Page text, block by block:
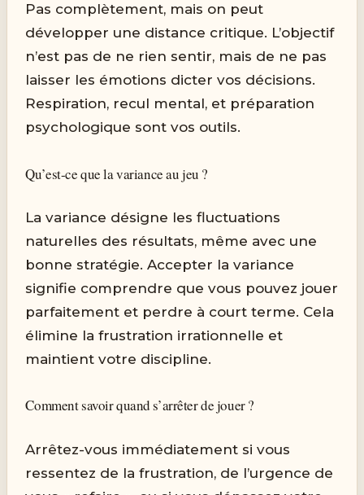
Pas complètement, mais on peut
développer une distance critique. L’objectif
n’est pas de ne rien sentir, mais de ne pas
laisser les émotions dicter vos décisions.
Respiration, recul mental, et préparation
psychologique sont vos outils.
Qu’est-ce que la variance au jeu ?
La variance désigne les fluctuations
naturelles des résultats, même avec une
bonne stratégie. Accepter la variance
signifie comprendre que vous pouvez jouer
parfaitement et perdre à court terme. Cela
élimine la frustration irrationnelle et
maintient votre discipline.
Comment savoir quand s’arrêter de jouer ?
Arrêtez-vous immédiatement si vous
ressentez de la frustration, de l’urgence de